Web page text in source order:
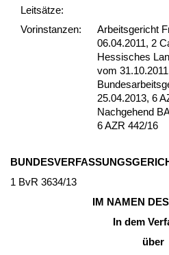
Leit­sätze:
Vor­ins­tan­zen:
Arbeitsgericht
06.04.2011, 2
Hessisches
vom
25.04.2013, 6
Nachgehend
6 AZR 442/16
1 BvR 3634/13
IM NA­MEN
In dem
über